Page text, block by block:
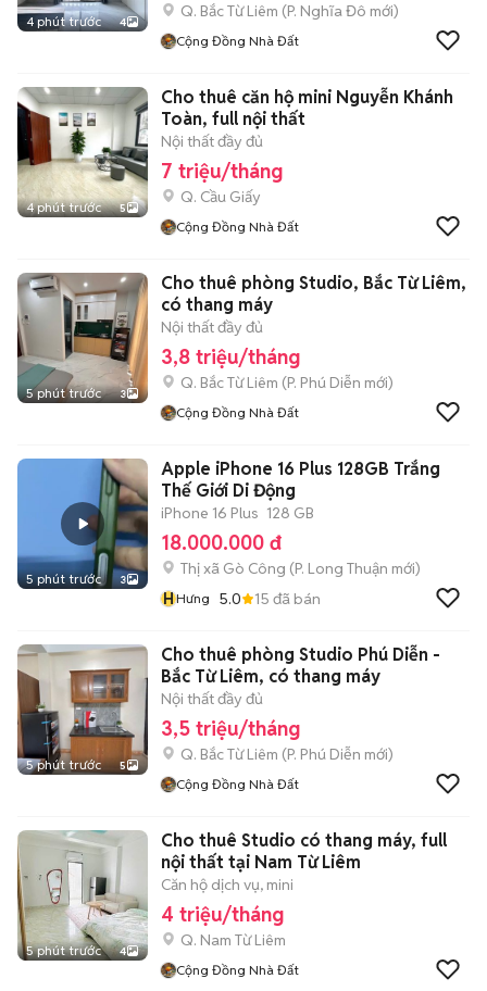
4 phút trước 4
Q. Bắc Từ Liêm (P. Nghĩa Đô mới)
Cộng Đồng Nhà Đất
4 phút trước 5
Cho thuê căn hộ mini Nguyễn Khánh
Toàn, full nội thất
Nội thất đầy đủ
7 triệu/tháng
Q. Cầu Giấy
Cộng Đồng Nhà Đất
5 phút trước 3
Cho thuê phòng Studio, Bắc Từ Liêm,
có thang máy
Nội thất đầy đủ
3,8 triệu/tháng
Q. Bắc Từ Liêm (P. Phú Diễn mới)
Cộng Đồng Nhà Đất
5 phút trước 3
Apple iPhone 16 Plus 128GB Trắng
Thế Giới Di Động
iPhone 16 Plus 128 GB
18.000.000 đ
Thị xã Gò Công (P. Long Thuận mới)
HHưng 5.0 15 đã bán
5 phút trước 5
Cho thuê phòng Studio Phú Diễn -
Bắc Từ Liêm, có thang máy
Nội thất đầy đủ
3,5 triệu/tháng
Q. Bắc Từ Liêm (P. Phú Diễn mới)
Cộng Đồng Nhà Đất
5 phút trước 4
Cho thuê Studio có thang máy, full
nội thất tại Nam Từ Liêm
Căn hộ dịch vụ, mini
4 triệu/tháng
Q. Nam Từ Liêm
Cộng Đồng Nhà Đất